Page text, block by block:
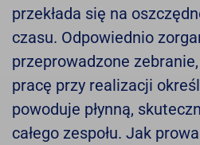
przekłada się na
czasu. Odpowiednio
przeprowadzone
pracę przy realizacji
powoduje płynną,
całego zespołu. Jak